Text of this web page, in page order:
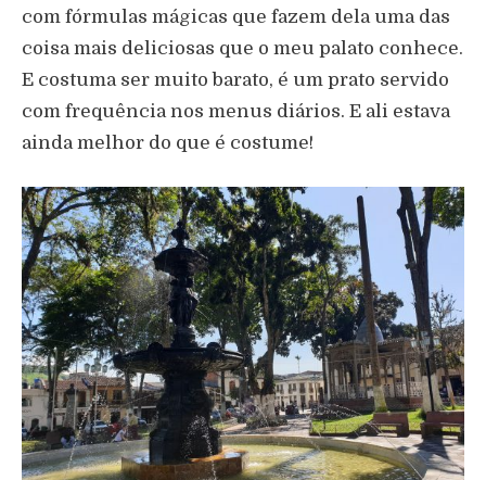
com fórmulas mágicas que fazem dela uma das
coisa mais deliciosas que o meu palato conhece.
E costuma ser muito barato, é um prato servido
com frequência nos menus diários. E ali estava
ainda melhor do que é costume!